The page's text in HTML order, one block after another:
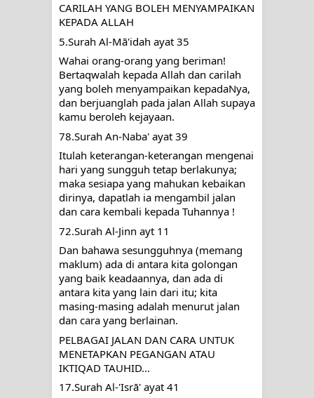
CARILAH YANG BOLEH MENYAMPAIKAN
KEPADA ALLAH
5.Surah Al-Mā'idah ayat 35
Wahai orang-orang yang beriman!
Bertaqwalah kepada Allah dan carilah
yang boleh menyampaikan kepadaNya,
dan berjuanglah pada jalan Allah supaya
kamu beroleh kejayaan.
78.Surah An-Naba' ayat 39
Itulah keterangan-keterangan mengenai
hari yang sungguh tetap berlakunya;
maka sesiapa yang mahukan kebaikan
dirinya, dapatlah ia mengambil jalan
dan cara kembali kepada Tuhannya !
72.Surah Al-Jinn ayt 11
Dan bahawa sesungguhnya (memang
maklum) ada di antara kita golongan
yang baik keadaannya, dan ada di
antara kita yang lain dari itu; kita
masing-masing adalah menurut jalan
dan cara yang berlainan.
PELBAGAI JALAN DAN CARA UNTUK
MENETAPKAN PEGANGAN ATAU
IKTIQAD TAUHID...
17.Surah Al-'Isrā' ayat 41